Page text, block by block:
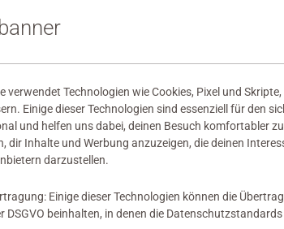
langlebigem, rutschfestem Filz und stabiler
kann direkt als Unterlage verwendet
angefangenen oder fertigen Puzzles um die
Transport.
von 110 x 66 cm ist die Matte ideal für Puzzles
verwendet Technologien wie Cookies, Pixel und
Einige dieser Technologien sind essenziell für den
und helfen uns dabei, deinen Besuch komfortabler
dir Inhalte und Werbung anzuzeigen, die deinen
darzustellen.
Einige dieser Technologien können die
DSGVO beinhalten, in denen die